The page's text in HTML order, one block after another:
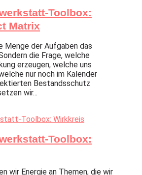
Toolbox:
Matrix
Menge der Aufgaben das
die Frage, welche
erzeugen, welche uns
nur noch im Kalender
Bestandsschutz
wir...
Toolbox:
wir Energie an Themen, die wir